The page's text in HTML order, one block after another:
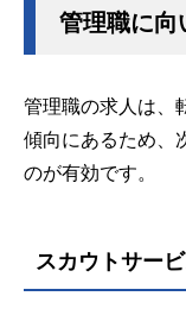
管理職に向
管理職の求人は、
傾向にあるため、
のが有効です。
スカウトサー